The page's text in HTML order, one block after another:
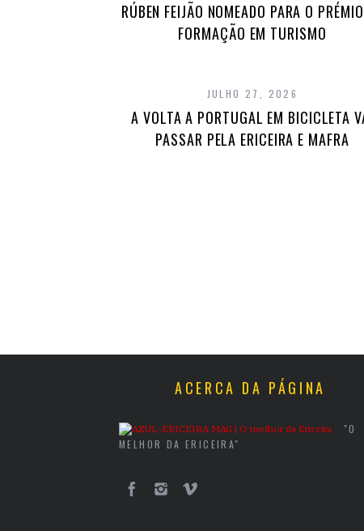
RÚBEN FEIJÃO NOMEADO PARA O
FORMAÇÃO EM TURISMO
JULHO 27, 2026
A VOLTA A PORTUGAL EM BICICLETA
PASSAR PELA ERICEIRA E MAFRA
ACERCA DA PÁGINA
"O
MELHOR DA ERICEIRA"